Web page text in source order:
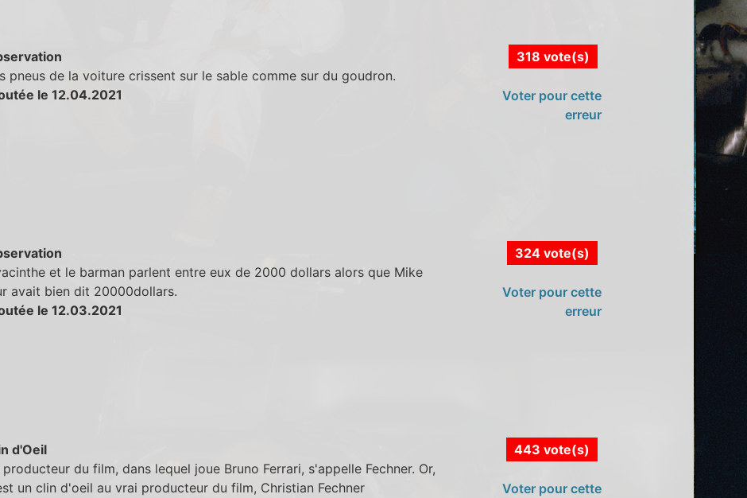
pneus de la voiture crissent sur le sable comme sur du goudron.
le 12.04.2021
318 vote(s)
Voter pour cette
erreur
et le barman parlent entre eux de 2000 dollars alors que Mike
avait bien dit 20000dollars.
le 12.03.2021
324 vote(s)
Voter pour cette
erreur
d'Oeil
producteur du film, dans lequel joue Bruno Ferrari, s'appelle Fechner. Or,
un clin d'oeil au vrai producteur du film, Christian Fechner
443 vote(s)
Voter pour cette